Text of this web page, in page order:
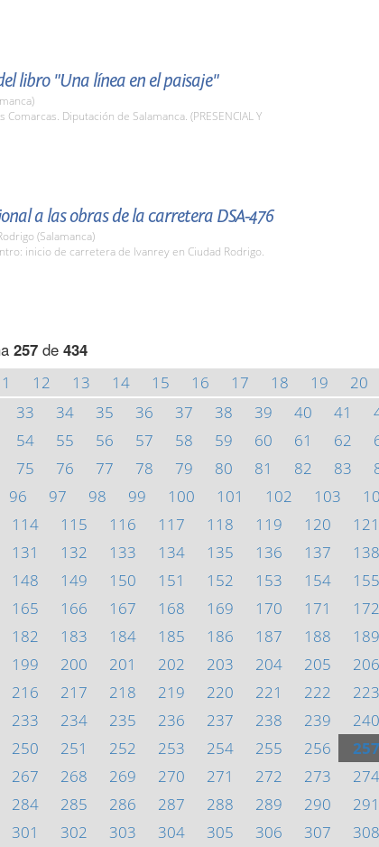
libro "Una línea en el paisaje"
Comarcas. Diputación de Salamanca. (PRESENCIAL Y
a las obras de la carretera DSA-476
(Salamanca)
inicio de carretera de Ivanrey en Ciudad Rodrigo.
257de 434
12 13 14 15 16 17 18 19 20
33 34 35 36 37 38 39 40 41
54 55 56 57 58 59 60 61 62
75 76 77 78 79 80 81 82 83
96 97 98 99 100 101 102 103
114 115 116 117 118 119 120 121
131 132 133 134 135 136 137 138
148 149 150 151 152 153 154 155
165 166 167 168 169 170 171 172
182 183 184 185 186 187 188 189
199 200 201 202 203 204 205 206
216 217 218 219 220 221 222 223
233 234 235 236 237 238 239 240
250 251 252 253 254 255 256 257
267 268 269 270 271 272 273 274
284 285 286 287 288 289 290 291
301 302 303 304 305 306 307 308